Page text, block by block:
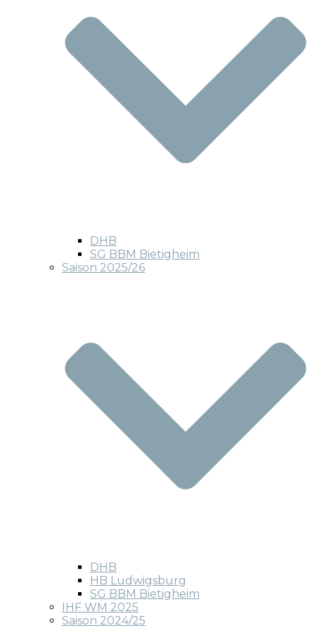
DHB
SG BBM Bietigheim
Saison 2025/26
DHB
HB Ludwigsburg
SG BBM Bietigheim
IHF WM 2025
Saison 2024/25